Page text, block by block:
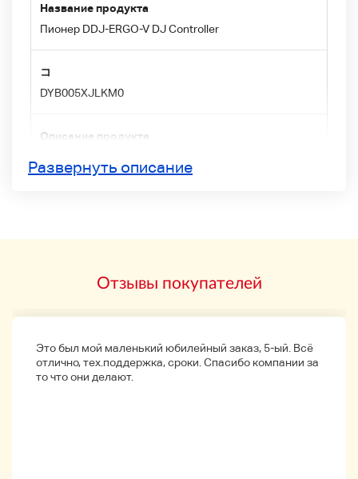
Название продукта
Пионер DDJ-ERGO-V DJ Controller
コ
DYB005XJLKM0
Описание продукта
{Используемый}
Описание продукта
PIONEER DDJ-ERGO-V DJ Контроллер
Развернуть описание
Отзывы покупателей
Это был мой маленький юбилейный заказ, 5-ый. Всё
отлично, тех.поддержка, сроки. Спасибо компании за
то что они делают.